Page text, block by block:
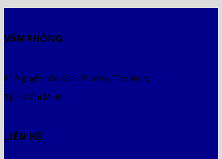
VĂN PHÒNG
61 Nguyễn Văn Giai, Phường Tân Định,
Tp Hồ Chí Minh
LIÊN HỆ